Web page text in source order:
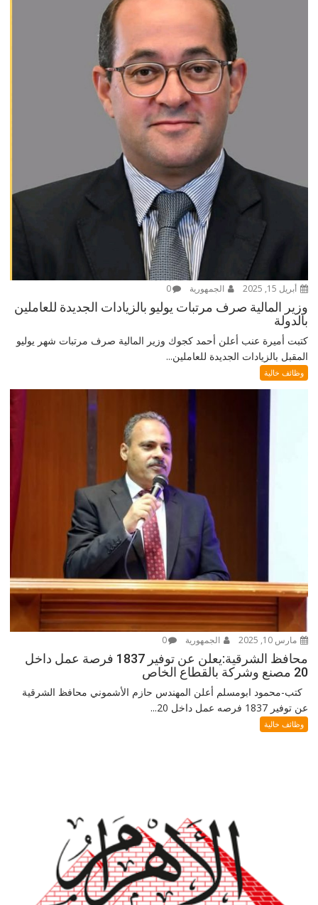
أبريل 15, 2025 الجمهورية 0
وزير المالية صرف مرتبات يوليو بالزيادات الجديدة للعاملين
بالدولة
كتبت أميرة عنب أعلن أحمد كجوك وزير المالية صرف مرتبات شهر يوليو
المقبل بالزيادات الجديدة للعاملين...
وظائف خالية
مارس 10, 2025 الجمهورية 0
محافظ الشرقية:يعلن عن توفير 1837 فرصة عمل داخل
20 مصنع وشركة بالقطاع الخاص
كتب-محمود ابومسلم أعلن المهندس حازم الأشموني محافظ الشرقية
عن توفير 1837 فرصه عمل داخل 20...
وظائف خالية